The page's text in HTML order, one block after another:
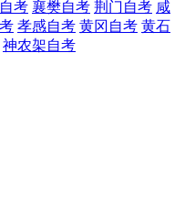
考 襄樊自考 荆门自考 咸
孝感自考 黄冈自考 黄石
神农架自考